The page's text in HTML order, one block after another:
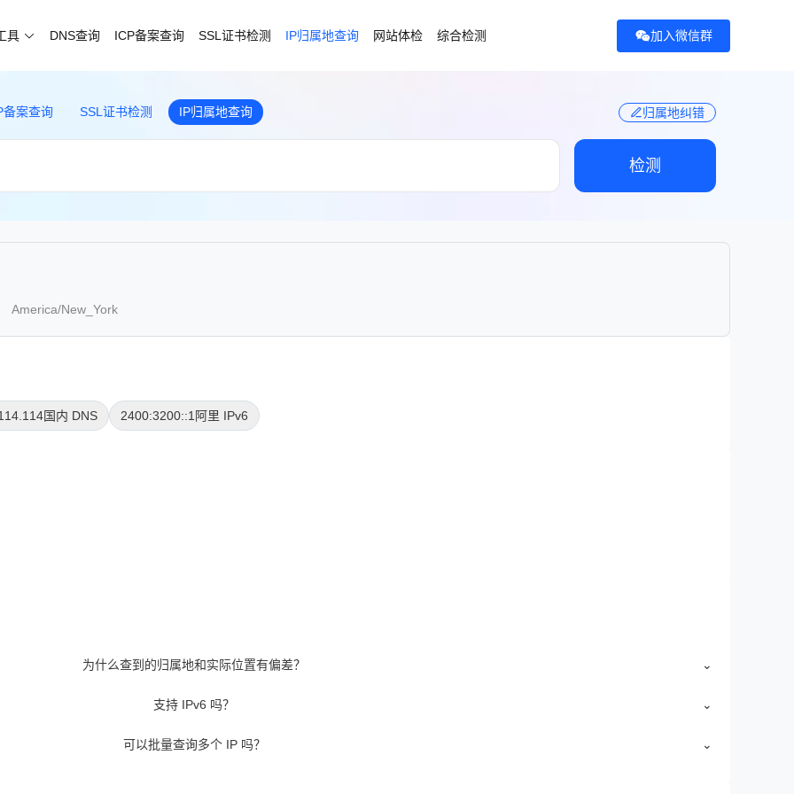
具 DNS查询 ICP备案查询 SSL证书检测 IP归属地查询 网站体检 综合检测 加入微信群
备案查询 SSL证书检测 IP归属地查询 归属地纠错
检测
New_York
国内 DNS 2400:3200::1 阿里 IPv6
为什么查到的归属地和实际位置有偏差？ ⌄
支持 IPv6 吗？ ⌄
可以批量查询多个 IP 吗？ ⌄